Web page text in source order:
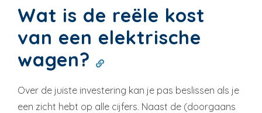
Wat is de reële kost
van een elektrische
wagen?
Over de juiste investering kan je pas beslissen als je
een zicht hebt op alle cijfers. Naast de (doorgaans